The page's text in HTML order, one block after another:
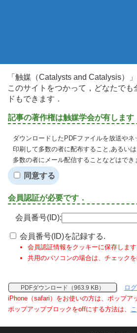
「触媒（Catalysts and Catalysis）
このサイトをつかって，どなたで
ドもできます．
記事の著作権は触媒学会が有します
ダウンロードしたPDFファイルを放送や
印刷して多数の者に配布すること,あるいは
多数の者にメール配信することなどはでき
同意する
会員認証が必要です．
会員番号(ID):
会員番号(ID)を記録する.
会員認証情報をクッキーに保存しま
共用のパソコンの場合は、チェック
PDFダウンロード（963.9 KB）
ロ
iPhone（safari）をお使いの方は、ポップア
ポップアップブロックをoffにする方法は、